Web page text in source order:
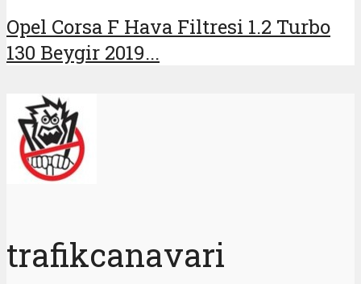
Opel Corsa F Hava Filtresi 1.2 Turbo
130 Beygir 2019...
trafikcanavari